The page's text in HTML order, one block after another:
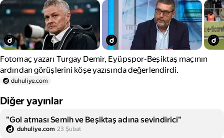
Fotomaç yazarı Turgay Demir, Eyüpspor-Beşiktaş maçının
ardından görüşlerini köşe yazısında değerlendirdi.
duhuliye.com
Diğer yayınlar
"Gol atması Semih ve Beşiktaş adına sevindirici"
duhuliye.com 23 Şubat